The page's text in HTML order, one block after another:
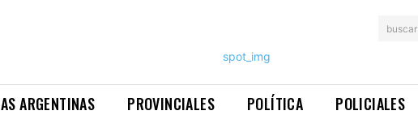
buscar
ARGENTINAS PROVINCIALES POLÍTICA POLICIALES